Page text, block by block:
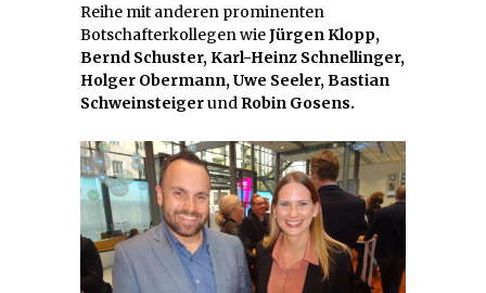
Reihe mit anderen prominenten
Botschafterkollegen wieJürgen Klopp,
Bernd Schuster, Karl-Heinz Schnellinger,
Holger Obermann, Uwe Seeler, Bastian
Schweinsteigerund Robin Gosens.